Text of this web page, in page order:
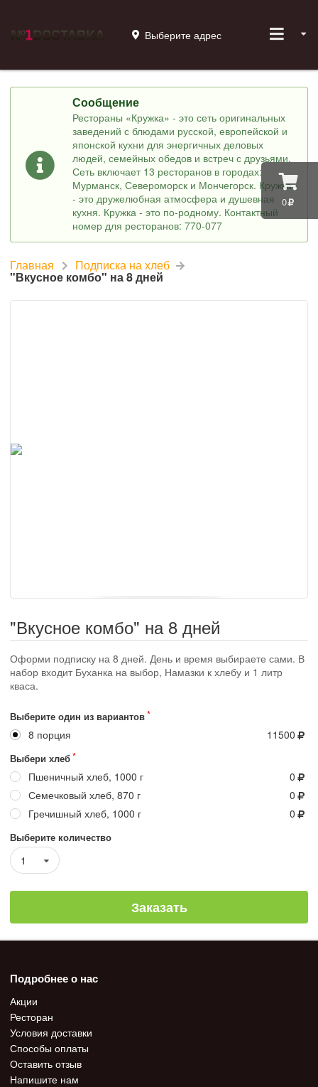
0
Выберите адрес
Сообщение
Рестораны «Кружка» - это сеть оригинальных
заведений с блюдами русской, европейской и
японской кухни для энергичных деловых
людей, семейных обедов и встреч с друзьями.
Сеть включает 13 ресторанов в городах:
Мурманск, Североморск и Мончегорск. Кружка
- это дружелюбная атмосфера и душевная
кухня. Кружка - это по-родному. Контактный
номер для ресторанов: 770-077
Главная Подписка на хлеб
"Вкусное комбо" на 8 дней
"Вкусное комбо" на 8 дней
Оформи подписку на 8 дней. День и время выбираете сами. В
набор входит Буханка на выбор, Намазки к хлебу и 1 литр
кваса.
Выберите один из вариантов
8 порция 11500
Выбери хлеб
Пшеничный хлеб, 1000 г
0
Семечковый хлеб, 870 г
0
Гречишный хлеб, 1000 г
0
Выберите количество
1
Заказать
Подробнее о нас
Акции
Ресторан
Условия доставки
Способы оплаты
Оставить отзыв
Напишите нам